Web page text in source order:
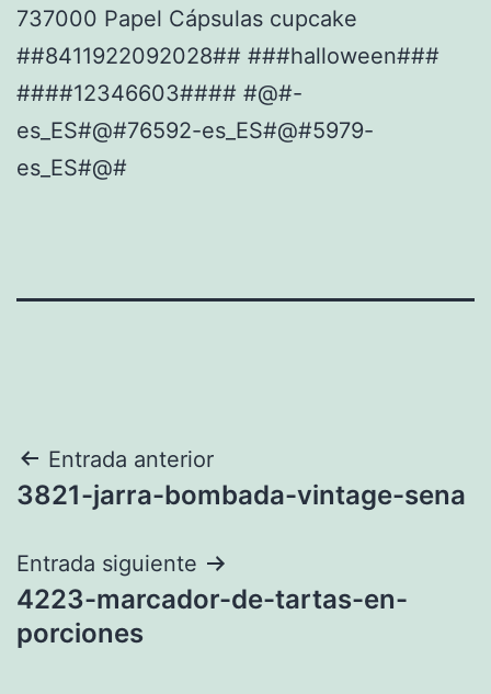
737000 Papel Cápsulas cupcake
##8411922092028## ###halloween###
####12346603#### #@#-
es_ES#@#76592-es_ES#@#5979-
es_ES#@#
Navegación
de
entradas
Entrada anterior
3821-jarra-bombada-vintage-sena
Entrada siguiente
4223-marcador-de-tartas-en-
porciones